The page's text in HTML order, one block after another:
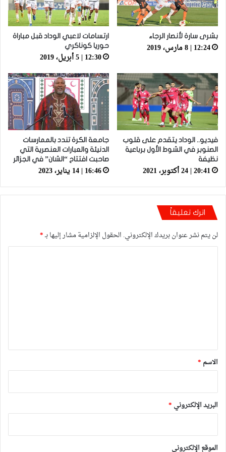
بشرى سارة لأنصار الرجاء
12:24 | 8 مارس، 2019
ارتسامات لاعبي الوداد قبل مباراة
حوريا كوناكري
12:30 | 5 أبريل، 2019
فيديو.. الوداد يتقدم على قلوب
الصنوبر في الشوط الأول برباعية
نظيفة
20:41 | 24 أكتوبر، 2021
جامعة الكرة تندد بالممارسات
الدنيئة والعبارات العنصرية التي
صاحبت افتتاح “الشان” في الجزائر
16:46 | 14 يناير، 2023
اترك تعليقاً
لن يتم نشر عنوان بريدك الإلكتروني. الحقول الإلزامية مشار إليها بـ*
*
الاسم *
البريد الإلكتروني *
الموقع الإلكتروني